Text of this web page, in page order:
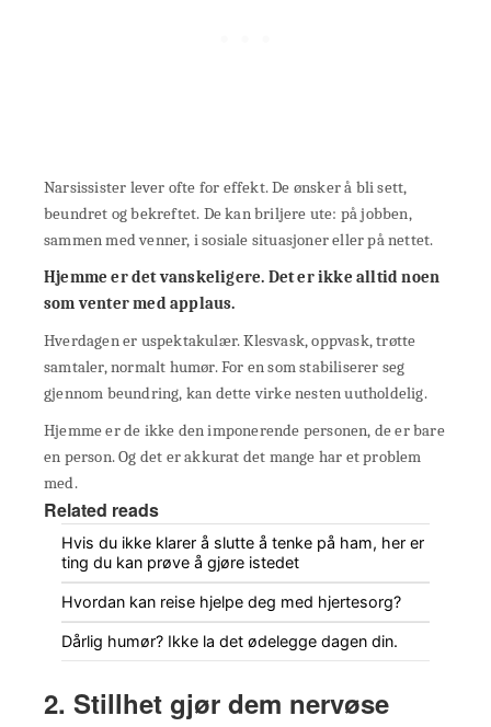
Narsissister lever ofte for effekt. De ønsker å bli sett,
beundret og bekreftet. De kan briljere ute: på jobben,
sammen med venner, i sosiale situasjoner eller på nettet.
Hjemme er det vanskeligere. Det er ikke alltid noen
som venter med applaus.
Hverdagen er uspektakulær. Klesvask, oppvask, trøtte
samtaler, normalt humør. For en som stabiliserer seg
gjennom beundring, kan dette virke nesten uutholdelig.
Hjemme er de ikke den imponerende personen, de er bare
en person. Og det er akkurat det mange har et problem
med.
Related reads
Hvis du ikke klarer å slutte å tenke på ham, her er
ting du kan prøve å gjøre istedet
Hvordan kan reise hjelpe deg med hjertesorg?
Dårlig humør? Ikke la det ødelegge dagen din.
2. Stillhet gjør dem nervøse